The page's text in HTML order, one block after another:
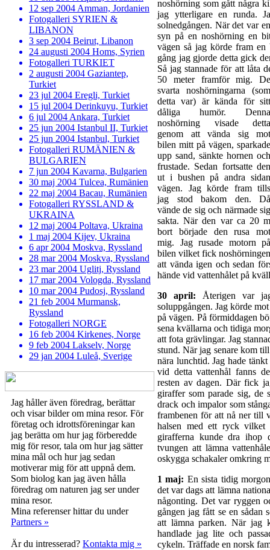
12 sep 2004 Amman, Jordanien
Fotogalleri SYRIEN &
LIBANON
3 sep 2004 Beirut, Libanon
24 augusti 2004 Homs, Syrien
Fotogalleri TURKIET
2 augusti 2004 Gaziantep,
Turkiet
23 jul 2004 Eregli, Turkiet
15 jul 2004 Derinkuyu, Turkiet
6 jul 2004 Ankara, Turkiet
25 jun 2004 Istanbul II, Turkiet
25 jun 2004 Istanbul, Turkiet
Fotogalleri RUMÄNIEN &
BULGARIEN
7 jun 2004 Kavarna, Bulgarien
30 maj 2004 Tulcea, Rumänien
22 maj 2004 Bacau, Rumänien
Fotogalleri RYSSLAND &
UKRAINA
12 maj 2004 Poltava, Ukraina
1 maj 2004 Kijev, Ukraina
6 apr 2004 Moskva, Ryssland
28 mar 2004 Moskva, Ryssland
23 mar 2004 Uglitj, Ryssland
17 mar 2004 Vologda, Ryssland
10 mar 2004 Pudosj, Ryssland
21 feb 2004 Murmansk,
Ryssland
Fotogalleri NORGE
16 feb 2004 Kirkenes, Norge
9 feb 2004 Lakselv, Norge
29 jan 2004 Luleå, Sverige
Jag håller även föredrag, berättar
och visar bilder om mina resor. För
företag och idrottsföreningar kan
jag berätta om hur jag förberedde
mig för resor, tala om hur jag sätter
mina mål och hur jag sedan
motiverar mig för att uppnå dem.
Som biolog kan jag även hålla
föredrag om naturen jag ser under
mina resor.
Mina referenser hittar du under
Partners »
Är du intresserad? Kontakta mig »
noshörning som gått några
jag ytterligare en runda.
solnedgången. När det var
syn på en noshörning en
vägen så jag körde fram
gång jag gjorde detta gick
Så jag stannade för att låta
50 meter framför mig. De
svarta noshörningarna (som
detta var) är kända för sitt
dåliga humör. Denna
noshörning visade detta
genom att vända sig mot
bilen mitt på vägen, sparkade
upp sand, sänkte hornen och
frustade. Sedan fortsatte den
ut i bushen på andra sidan
vägen. Jag körde fram tills
jag stod bakom den. Då
vände de sig och närmade sig
sakta. När den var ca 20 m
bort började den rusa mot
mig. Jag rusade motorn på
bilen vilket fick noshörningen
att vända igen och sedan
hände vid vattenhålet på
30 april: Återigen var
soluppgången. Jag körde
på vägen. På förmiddagen
sena kvällarna och tidiga
att fota grävlingar. Jag
stund. När jag senare kom
nära lunchtid. Jag hade
vid detta vattenhål fanns
resten av dagen. Där fick
giraffer som parade sig, de
drack och impalor som
frambenen för att nå ner till
halsen med ett ryck vilket
girafferna kunde dra ihop
tvungen att lämna
oskygga schakaler omkring
1 maj: En sista tidig
det var dags att lämna
någonting. Det var ryggen
gången jag fått se en sådan
att lämna parken. När jag
handlade jag lite och
cykeln. Träffade en norsk